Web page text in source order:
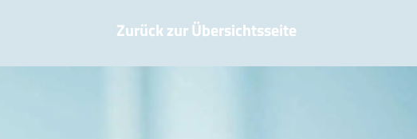
Zurück zur Übersichtsseite